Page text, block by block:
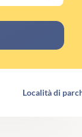
Località di